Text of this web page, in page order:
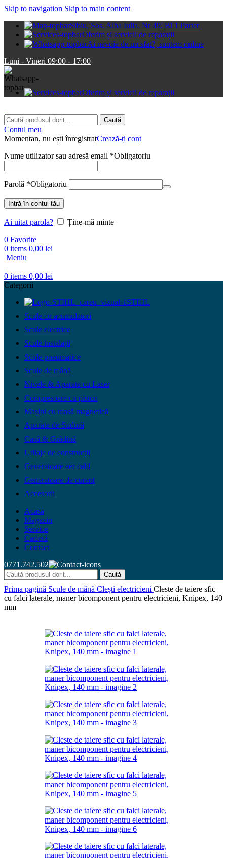
Skip to navigation Skip to main content
Sibiu, Sos. Alba Iulia. Nr 49, Bl 1 Parter
Oferim și servicii de reparații
Ai nevoie de un sfat?, suntem online
Luni - Vineri 09:00 - 17:00
Oferim și servicii de reparații
Caută
Contul meu
Momentan, nu ești înregistratCrează-ți cont
Nume utilizator sau adresă email *Obligatoriu
Parolă *Obligatoriu
Intră în contul tău
Ai uitat parola?
Ține-mă minte
0 Favorite
0 items 0,00 lei
Meniu
0 items 0,00 lei
Categorii
STIHL
Scule cu acumulatori
Scule electrice
Scule instalații
Scule pneumatice
Scule de mână
Nivele & Aparate cu Laser
Compresoare cu piston
Mașini cu masă magnetică
Aparate de Sudură
Casă & Grădină
Utilaje de construcții
Generatoare aer cald
Generatoare de curent
Accesorii
Acasa
Magazin
Service
Carieră
Contact
0771.742.502
Caută
Prima pagină Scule de mână Clești electricieni Cleste de taiere sfic
cu falci laterale, maner bicomponent pentru electricieni, Knipex, 140
mm